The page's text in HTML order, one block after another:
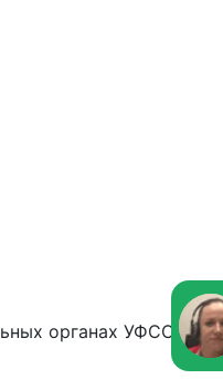
органах УФССП РФ.